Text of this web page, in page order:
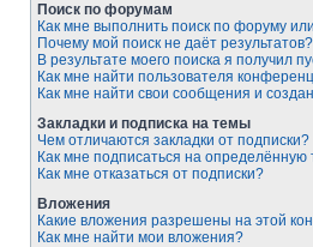
Поиск по форумам
Как мне выполнить поиск по форуму
Почему мой поиск не даёт результатов?
В результате моего поиска я получил
Как мне найти пользователя
Как мне найти свои сообщения и
Закладки и подписка на темы
Чем отличаются закладки от подписки?
Как мне подписаться на
Как мне отказаться от подписки?
Вложения
Какие вложения разрешены на этой
Как мне найти мои вложения?